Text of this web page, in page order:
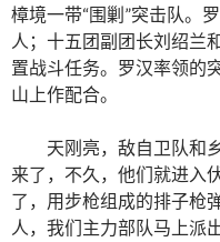
樟境一带“围剿”突击队。
人；十五团副团长刘绍兰
置战斗任务。罗汉率领的
山上作配合。
天刚亮，敌自卫队和
来了，不久，他们就进入
了，用步枪组成的排子枪
人，我们主力部队马上派